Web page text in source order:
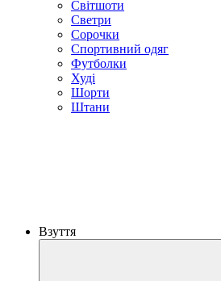
Світшоти
Светри
Сорочки
Спортивний одяг
Футболки
Худі
Шорти
Штани
Взуття